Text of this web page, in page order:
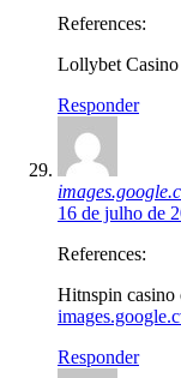
References:
Lollybet
Responder
16 de julho de
References:
Hitnspin casino
Responder